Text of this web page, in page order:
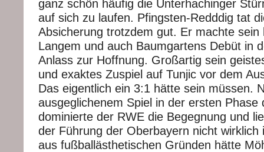
ganz schön häufig die Unterhachinger
auf sich zu laufen. Pfingsten-Redddig tat
Absicherung trotzdem gut. Er machte sein
Langem und auch Baumgartens Debüt in
Anlass zur Hoffnung. Großartig sein
und exaktes Zuspiel auf Tunjic vor dem
Das eigentlich ein 3:1 hätte sein müssen.
ausgeglichenem Spiel in der ersten Phase
dominierte der RWE die Begegnung und
der Führung der Oberbayern nicht wirklich
aus fußballästhetischen Gründen hätte